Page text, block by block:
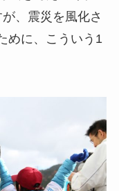
、震災を風化さ
めに、こういう1